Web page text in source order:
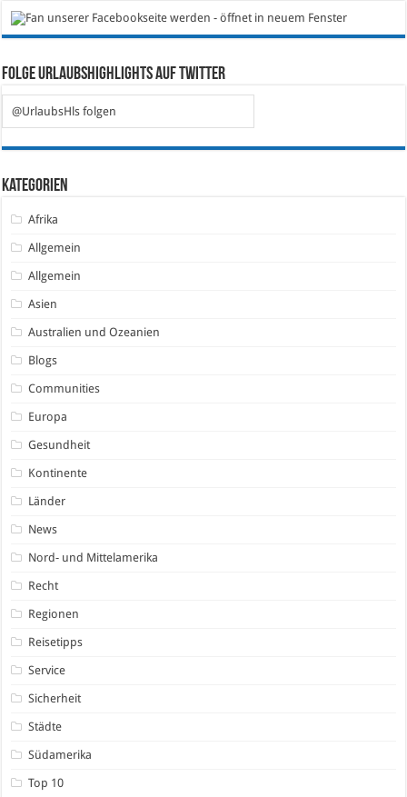
Folge Urlaubshighlights auf Twitter
@UrlaubsHls folgen
Kategorien
Afrika
Allgemein
Allgemein
Asien
Australien und Ozeanien
Blogs
Communities
Europa
Gesundheit
Kontinente
Länder
News
Nord- und Mittelamerika
Recht
Regionen
Reisetipps
Service
Sicherheit
Städte
Südamerika
Top 10